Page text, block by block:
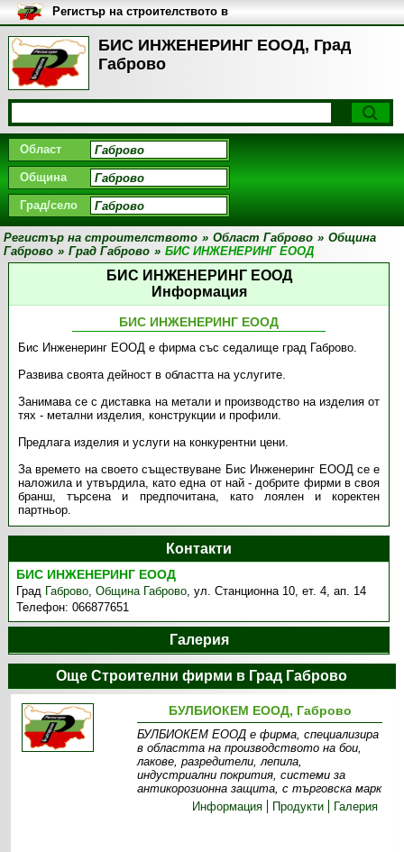
БИС ИНЖЕНЕРИНГ ЕООД, Град
Габрово
Регистър на строителството в
България
Област
Община
Град/село
Регистър на строителството » Област Габрово » Община
Габрово » Град Габрово » БИС ИНЖЕНЕРИНГ ЕООД
БИС ИНЖЕНЕРИНГ ЕООД
Информация
БИС ИНЖЕНЕРИНГ ЕООД
Бис Инженеринг ЕООД е фирма със седалище град Габрово.
Развива своята дейност в областта на услугите.
Занимава се с диставка на метали и производство на изделия от
тях - метални изделия, конструкции и профили.
Предлага изделия и услуги на конкурентни цени.
За времето на своето съществуване Бис Инженеринг ЕООД се е
наложила и утвърдила, като една от най - добрите фирми в своя
бранш, търсена и предпочитана, като лоялен и коректен
партньор.
Контакти
БИС ИНЖЕНЕРИНГ ЕООД
Град Габрово,Община Габрово,ул. Станционна 10, ет. 4, ап. 14
Телефон:066877651
Галерия
Още Строителни фирми в Град Габрово
БУЛБИОКЕМ ЕООД, Габрово
БУЛБИОКЕМ ЕООД е фирма, специализира
в областта на производството на бои,
лакове, разредители, лепила,
индустриални покрития, системи за
антикорозионна защита, с търговска марк
Информация
Продукти Галерия